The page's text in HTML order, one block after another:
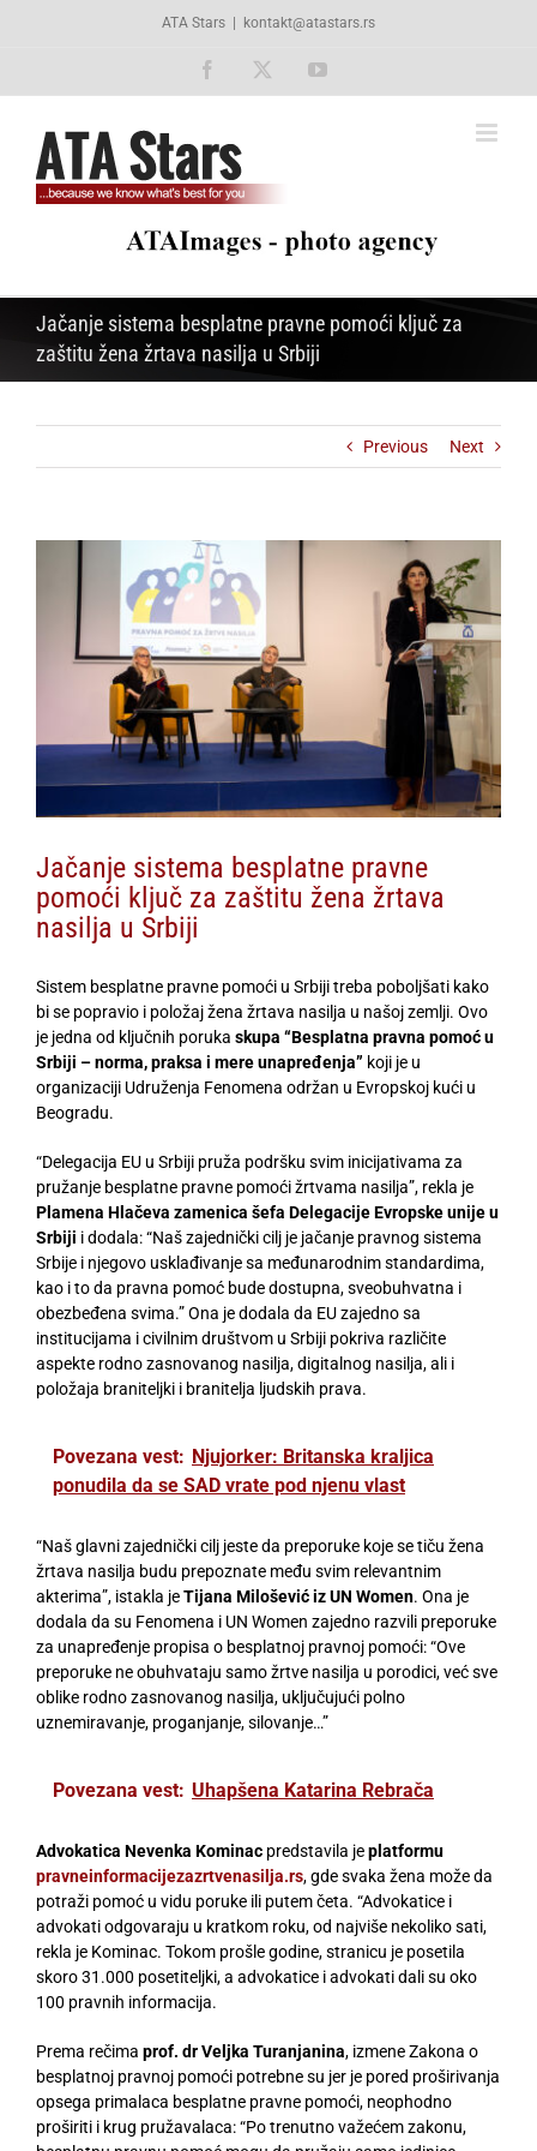
ATA Stars kontakt@atastars.rs
Facebook YouTube
Jačanje sistema besplatne pravne pomoći ključ za
zaštitu žena žrtava nasilja u Srbiji
Previous Next
Image
Jačanje sistema besplatne pravne
pomoći ključ za zaštitu žena žrtava
nasilja u Srbiji
Sistem besplatne pravne pomoći u Srbiji treba poboljšati kako
bi se popravio i položaj žena žrtava nasilja u našoj zemlji. Ovo
je jedna od ključnih poruka skupa “Besplatna pravna pomoć u
Srbiji – norma, praksa i mere unapređenja” koji je u
organizaciji Udruženja Fenomena održan u Evropskoj kući u
Beogradu.
“Delegacija EU u Srbiji pruža podršku svim inicijativama za
pružanje besplatne pravne pomoći žrtvama nasilja”, rekla je
Plamena Hlačeva zamenica šefa Delegacije Evropske unije u
Srbiji i dodala: “Naš zajednički cilj je jačanje pravnog sistema
Srbije i njegovo usklađivanje sa međunarodnim standardima,
kao i to da pravna pomoć bude dostupna, sveobuhvatna i
obezbeđena svima.” Ona je dodala da EU zajedno sa
institucijama i civilnim društvom u Srbiji pokriva različite
aspekte rodno zasnovanog nasilja, digitalnog nasilja, ali i
položaja braniteljki i branitelja ljudskih prava.
Povezana vest: Njujorker: Britanska kraljica
ponudila da se SAD vrate pod njenu vlast
“Naš glavni zajednički cilj jeste da preporuke koje se tiču žena
žrtava nasilja budu prepoznate među svim relevantnim
akterima”, istakla jeTijana Milošević iz UN Women. Ona je
dodala da su Fenomena i UN Women zajedno razvili preporuke
za unapređenje propisa o besplatnoj pravnoj pomoći: “Ove
preporuke ne obuhvataju samo žrtve nasilja u porodici, već sve
oblike rodno zasnovanog nasilja, uključujući polno
uznemiravanje, proganjanje, silovanje…”
Povezana vest: Uhapšena Katarina Rebrača
Advokatica Nevenka Kominac predstavila jeplatformu
pravneinformacijezazrtvenasilja.rs, gde svaka žena može da
potraži pomoć u vidu poruke ili putem četa. “Advokatice i
advokati odgovaraju u kratkom roku, od najviše nekoliko sati,
rekla je Kominac. Tokom prošle godine, stranicu je posetila
skoro 31.000 posetiteljki, a advokatice i advokati dali su oko
100 pravnih informacija.
Prema rečima prof. dr Veljka Turanjanina, izmene Zakona o
besplatnoj pravnoj pomoći potrebne su jer je pored proširivanja
opsega primalaca besplatne pravne pomoći, neophodno
proširiti i krug pružavalaca: “Po trenutno važećem zakonu,